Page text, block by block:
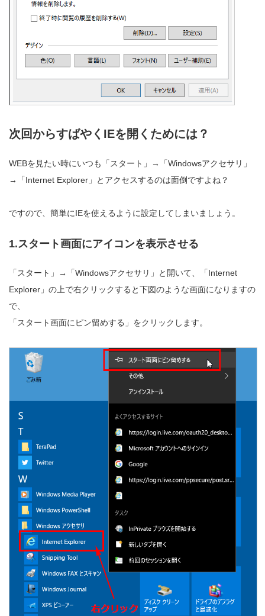
次回からすばやくIEを開くためには？
WEBを見たい時にいつも「スタート」→「Windowsアクセサリ」
→「Internet Explorer」とアクセスするのは面倒ですよね？
ですので、簡単にIEを使えるように設定してしまいましょう。
1.スタート画面にアイコンを表示させる
「スタート」→「Windowsアクセサリ」と開いて、「Internet
Explorer」の上で右クリックすると下図のような画面になりますの
で、
「スタート画面にピン留めする」をクリックします。